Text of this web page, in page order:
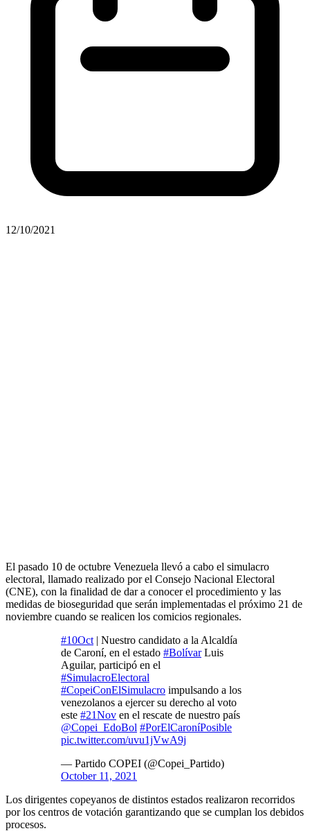
12/10/2021
El pasado 10 de octubre Venezuela llevó a cabo el simulacro
electoral, llamado realizado por el Consejo Nacional Electoral
(CNE), con la finalidad de dar a conocer el procedimiento y las
medidas de bioseguridad que serán implementadas el próximo 21 de
noviembre cuando se realicen los comicios regionales.
#10Oct | Nuestro candidato a la Alcaldía
de Caroní, en el estado #BolívarLuis
Aguilar, participó en el
#SimulacroElectoral
#CopeiConElSimulacro impulsando a los
venezolanos a ejercer su derecho al voto
este #21Nov en el rescate de nuestro país
@Copei_EdoBol #PorElCaroníPosible
pic.twitter.com/uvu1jVwA9j
— Partido COPEI (@Copei_Partido)
October 11, 2021
Los dirigentes copeyanos de distintos estados realizaron recorridos
por los centros de votación garantizando que se cumplan los debidos
procesos.